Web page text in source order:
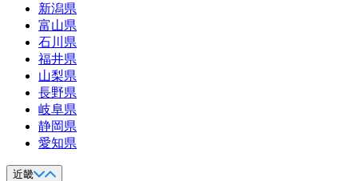
新潟県
富山県
石川県
福井県
山梨県
長野県
岐阜県
静岡県
愛知県
近畿